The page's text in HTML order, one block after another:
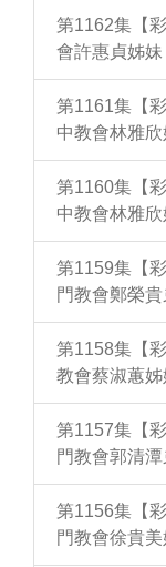
第1162集【
會許惠貞姊妹
第1161集【
中教會林雅欣
第1160集【
中教會林雅欣
第1159集【
門教會鄭榮
第1158集【
教會蔡淑蕙姊
第1157集【
門教會郭清
第1156集【
門教會徐貴美